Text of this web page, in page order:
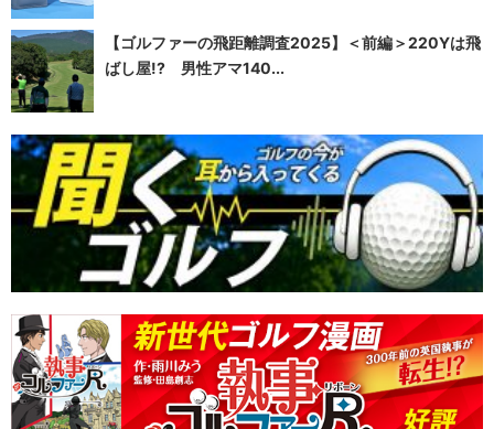
【ゴルファーの飛距離調査2025】＜前編＞220Yは飛
ばし屋!? 男性アマ140...